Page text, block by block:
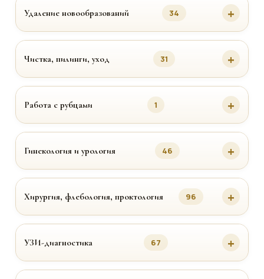
Удаление новообразований 34
Чистка, пилинги, уход 31
Работа с рубцами 1
Гинекология и урология 46
Хирургия, флебология, проктология 96
УЗИ-диагностика 67